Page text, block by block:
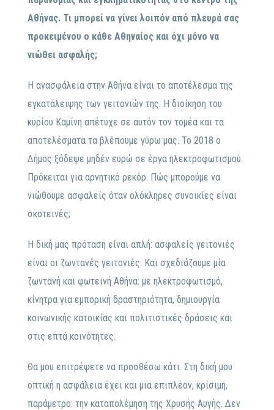
Αθήνας. Τι μπορεί να γίνει λοιπόν από πλευρά σας
προκειμένου ο κάθε Αθηναίος και όχι μόνο να
νιώθει ασφαλής;
Η ανασφάλεια στην Αθήνα είναι το αποτέλεσμα της
εγκατάλειψης των γειτονιών της. Η διοίκηση του
κυρίου Καμίνη απέτυχε σε αυτόν τον τομέα και τα
αποτελέσματα τα βλέπουμε γύρω μας. Το 2018 ο
Δήμος ξόδεψε μηδέν ευρώ σε έργα ηλεκτροφωτισμού.
Πρόκειται για αρνητικό ρεκόρ. Πώς μπορούμε να
νιώθουμε ασφαλείς όταν ολόκληρες συνοικίες είναι
σκοτεινές;
Η δική μας πρόταση είναι απλή: ασφαλείς γειτονιές
είναι οι ζωντανές γειτονιές. Και σχεδιάζουμε μία
ζωντανή και φωτεινή Αθήνα: με ηλεκτροφωτισμό,
κίνητρα για εμπορική δραστηριότητα, δημιουργία
κοινωνικής κατοικίας και πολιτιστικές δράσεις και
στις επτά κοινότητες.
Θα μου επιτρέψετε να προσθέσω κάτι. Στη δική μου
οπτική η ασφάλεια έχει και μια επιπλέον, κρίσιμη,
παράμετρο: την καταπολέμηση της Χρυσής Αυγής. Δεν